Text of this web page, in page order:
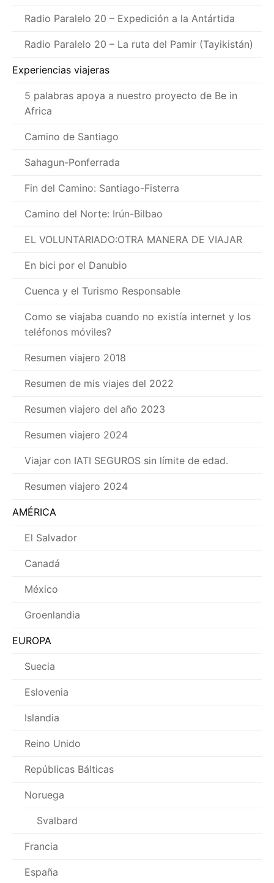
Radio Paralelo 20 – Expedición a la Antártida
Radio Paralelo 20 – La ruta del Pamir (Tayikistán)
Experiencias viajeras
5 palabras apoya a nuestro proyecto de Be in
Africa
Camino de Santiago
Sahagun-Ponferrada
Fin del Camino: Santiago-Fisterra
Camino del Norte: Irún-Bilbao
EL VOLUNTARIADO:OTRA MANERA DE VIAJAR
En bici por el Danubio
Cuenca y el Turismo Responsable
Como se viajaba cuando no existía internet y los
teléfonos móviles?
Resumen viajero 2018
Resumen de mis viajes del 2022
Resumen viajero del año 2023
Resumen viajero 2024
Viajar con IATI SEGUROS sin límite de edad.
Resumen viajero 2024
AMÉRICA
El Salvador
Canadá
México
Groenlandia
EUROPA
Suecia
Eslovenia
Islandia
Reino Unido
Repúblicas Bálticas
Noruega
Svalbard
Francia
España